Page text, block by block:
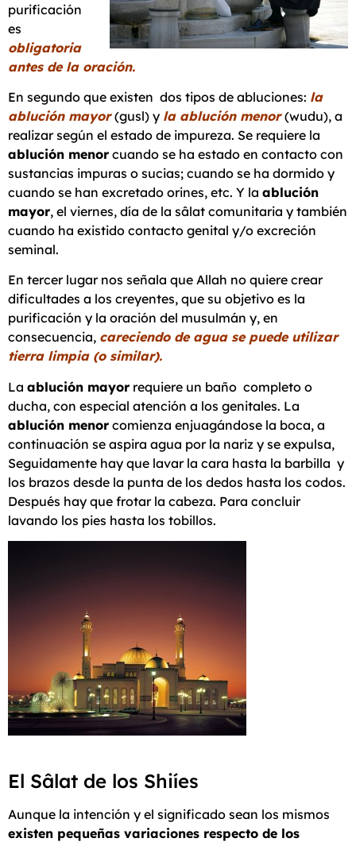
purificación
es
obligatoria
antes de la oración.
En segundo que existen dos tipos de abluciones: la
ablución mayor (gusl) y la ablución menor (wudu), a
realizar según el estado de impureza. Se requiere la
ablución menor cuando se ha estado en contacto con
sustancias impuras o sucias; cuando se ha dormido y
cuando se han excretado orines, etc. Y la ablución
mayor, el viernes, día de la sâlat comunitaria y también
cuando ha existido contacto genital y/o excreción
seminal.
En tercer lugar nos señala que Allah no quiere crear
dificultades a los creyentes, que su objetivo es la
purificación y la oración del musulmán y, en
consecuencia, careciendo de agua se puede utilizar
tierra limpia (o similar).
La ablución mayor requiere un baño completo o
ducha, con especial atención a los genitales. La
ablución menor comienza enjuagándose la boca, a
continuación se aspira agua por la nariz y se expulsa,
Seguidamente hay que lavar la cara hasta la barbilla y
los brazos desde la punta de los dedos hasta los codos.
Después hay que frotar la cabeza. Para concluir
lavando los pies hasta los tobillos.
El Sâlat de los Shiíes
Aunque la intención y el significado sean los mismos
existen pequeñas variaciones respecto de los